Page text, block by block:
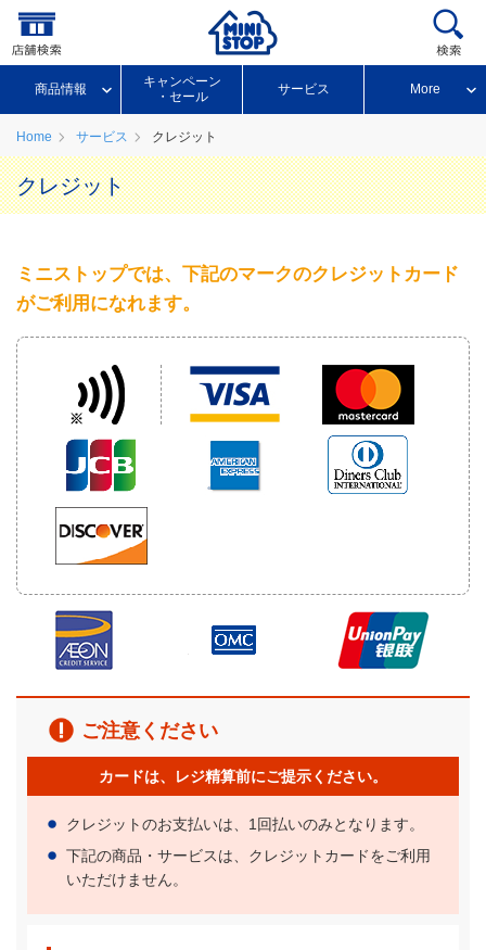
商品情報
キャンペーン
・セール
サービス More
Home サービス クレジット
クレジット
ミニストップでは、下記のマークのクレジットカード
がご利用になれます。
ご注意ください
カードは、レジ精算前にご提示ください。
クレジットのお支払いは、1回払いのみとなります。
下記の商品・サービスは、クレジットカードをご利用
いただけません。